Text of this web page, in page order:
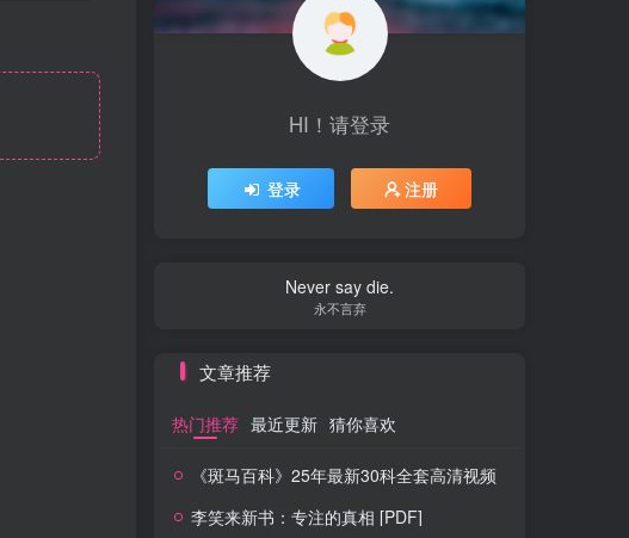
HI！请登录
登录 注册
Never say die.
永不言弃
文章推荐
热门推荐 最近更新 猜你喜欢
《斑马百科》25年最新30科全套高清视频
李笑来新书：专注的真相 [PDF]